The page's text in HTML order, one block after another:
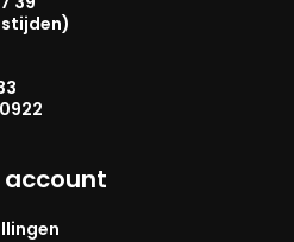
account